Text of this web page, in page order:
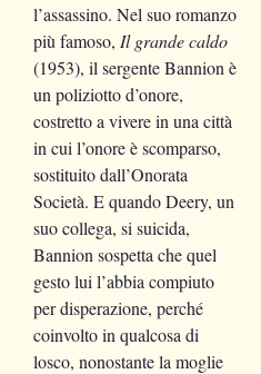
l’assassino. Nel suo romanzo
più famoso, Il grande caldo
(1953), il sergente Bannion è
un poliziotto d’onore,
costretto a vivere in una città
in cui l’onore è scomparso,
sostituito dall’Onorata
Società. E quando Deery, un
suo collega, si suicida,
Bannion sospetta che quel
gesto lui l’abbia compiuto
per disperazione, perché
coinvolto in qualcosa di
losco, nonostante la moglie